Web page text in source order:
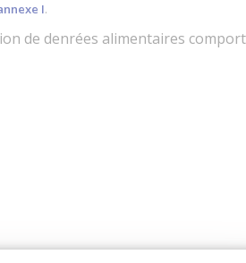
I.
de denrées alimentaires